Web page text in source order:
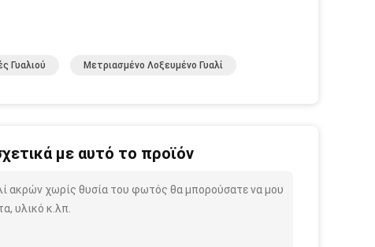
Γυαλιού Μετριασμένο Λοξευμένο Γυαλί
με αυτό το προϊόν
ακρών χωρίς θυσία του φωτός θα μπορούσατε να μου
υλικό κ.λπ.